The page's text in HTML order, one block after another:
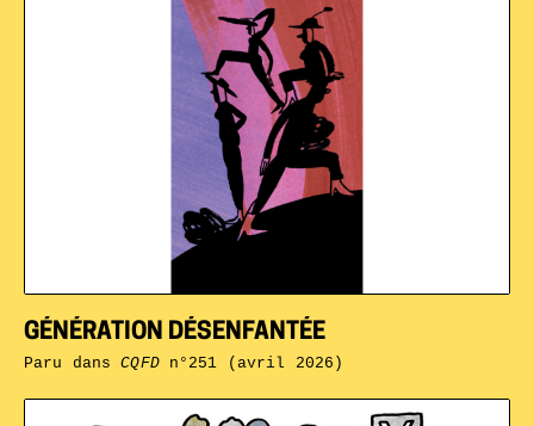
GÉNÉRATION DÉSENFANTÉE
Paru dansCQFDn°251 (avril 2026)